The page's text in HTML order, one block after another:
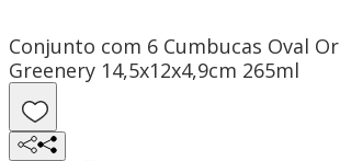
Conjunto com 6 Cumbucas Oval
Greenery 14,5x12x4,9cm 265ml